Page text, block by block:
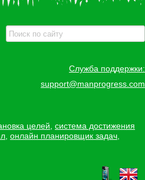
Служба поддержки:
support@manprogress.com
целей система достижения
онлайн планировщик задач